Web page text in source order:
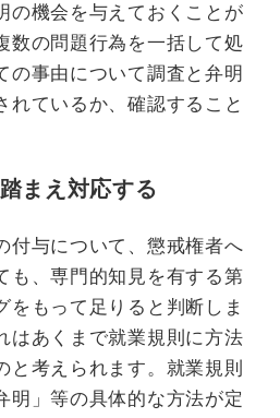
の機会を与えておくことが
数の問題行為を一括して処
の事由について調査と弁明
れているか、確認すること
まえ対応する
付与について、懲戒権者へ
も、専門的知見を有する第
をもって足りると判断しま
はあくまで就業規則に方法
と考えられます。就業規則
明」等の具体的な方法が定